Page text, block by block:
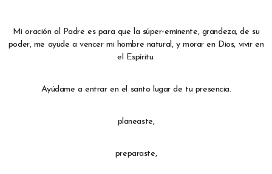
Mi oración al Padre es para que la súper-eminente, grandeza, de su
poder, me ayude a vencer mi hombre natural, y morar en Dios, vivir en
el Espíritu.
Ayúdame a entrar en el santo lugar de tu presencia.
planeaste,
preparaste,